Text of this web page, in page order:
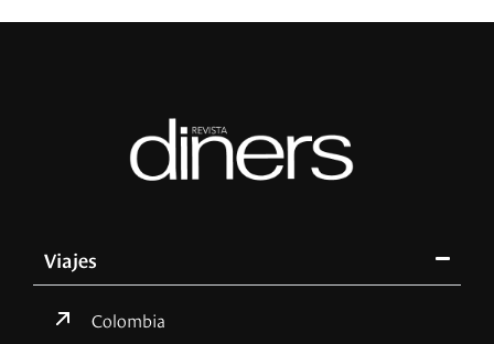
Viajes
Colombia